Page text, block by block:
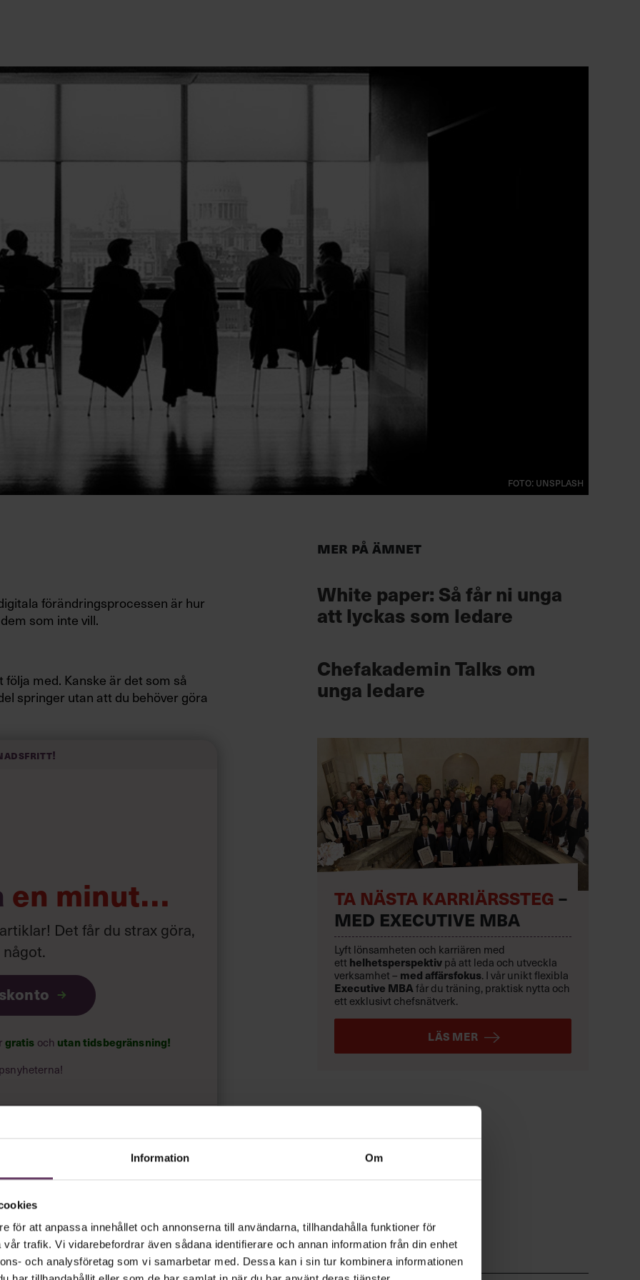
Information Om
för att anpassa innehållet och annonserna till användarna, tillhandahålla funktioner för
trafik. Vi vidarebefordrar även sådana identifierare och annan information från din enhet
och analysföretag som vi samarbetar med. Dessa kan i sin tur kombinera informationen
Foto: Unsplash
förändringsprocessen är hur
som inte vill.
med. Kanske är det som så
springer utan att du behöver göra
som väljer att
Gilan har skrivit boken
digital stjärna
förstår, inte gillar eller inte känner
som chef. Lösningen är att fokusera
någon annanstans”, som Jonas
en minut…
Det får du strax göra,
.
gratis och utan tidsbegränsning!
Läs vår integritetspolicy här.
Mer på ämnet
White paper: Så får ni unga
att lyckas som ledare
Chefakademin Talks om
unga ledare
TA NÄSTA KARRIÄRSSTEG –
MED EXECUTIVE MBA
Lyft lönsamheten och karriären med
ett helhetsperspektiv på att leda och utveckla
verksamhet – med affärsfokus. I vår unikt flexibla
Executive MBA får du träning, praktisk nytta och
ett exklusivt chefsnätverk.
LÄS MER